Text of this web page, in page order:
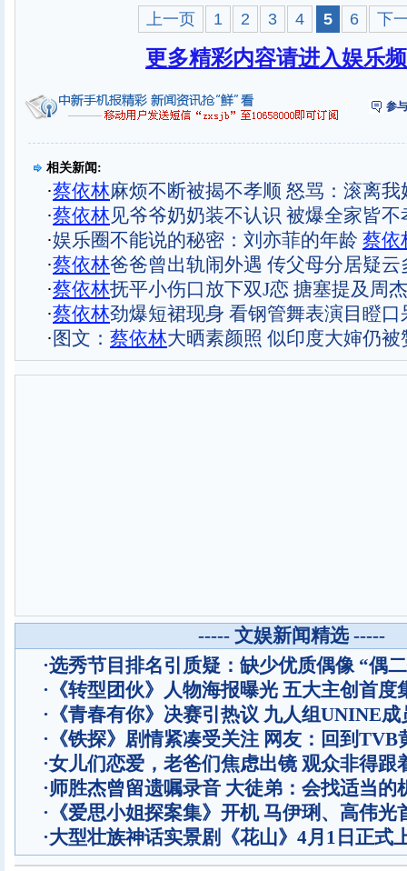
上一页 1 2 3 4 5 6 下
更多精彩内容请进入娱乐
参
相关新闻:
·蔡依林麻烦不断被揭不孝顺 怒骂：滚离我
·蔡依林见爷爷奶奶装不认识 被爆全家皆不
·娱乐圈不能说的秘密：刘亦菲的年龄 蔡依
·蔡依林爸爸曾出轨闹外遇 传父母分居疑云
·蔡依林抚平小伤口放下双J恋 搪塞提及周
·蔡依林劲爆短裙现身 看钢管舞表演目瞪口
· 图文： 蔡依林大晒素颜照 似印度大婶仍被
----- 文娱新闻精选 -----
·选秀节目排名引质疑：缺少优质偶像 “偶
· 《转型团伙》人物海报曝光 五大主创首度
· 《青春有你》决赛引热议 九人组UNINE成
· 《铁探》剧情紧凑受关注 网友：回到TVB
·女儿们恋爱，老爸们焦虑出镜 观众非得跟
·师胜杰曾留遗嘱录音 大徒弟：会找适当的
· 《爱思小姐探案集》开机 马伊琍、高伟光
·大型壮族神话实景剧《花山》4月1日正式